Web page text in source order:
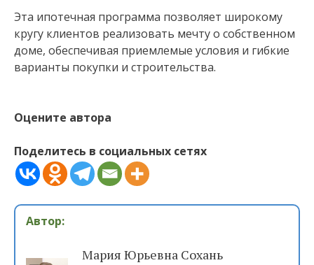
Эта ипотечная программа позволяет широкому
кругу клиентов реализовать мечту о собственном
доме, обеспечивая приемлемые условия и гибкие
варианты покупки и строительства.
Оцените автора
Поделитесь в социальных сетях
Автор:
Мария Юрьевна Сохань